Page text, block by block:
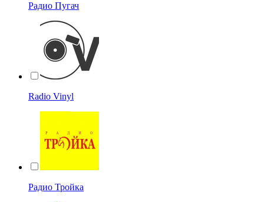
Радио Пугач
Radio Vinyl
Радио Тройка